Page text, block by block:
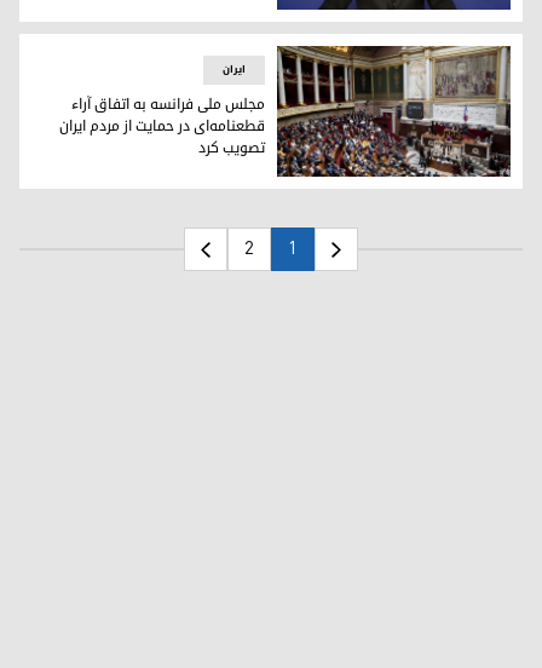
ناصر کنعانی، سخنگوی وزارت امور خارجه
مجلس ملی فرانسه
ایران
مجلس ملی فرانسه به اتفاق آراء
قطعنامه‌ای در حمایت از مردم ایران
تصویب کرد
1
2